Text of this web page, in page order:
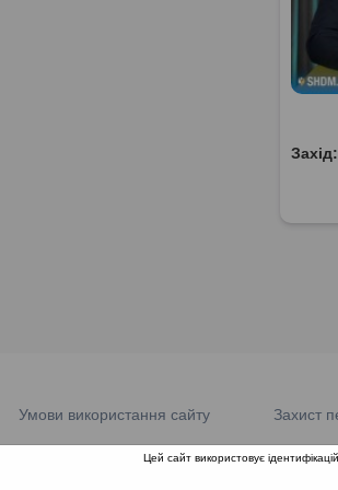
Захід:
Умови використання сайту Захист
Цей сайт використовує